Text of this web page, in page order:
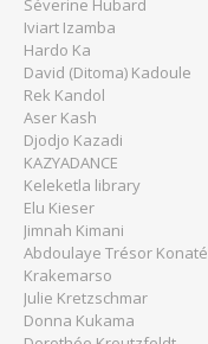
Séverine Hubard
Iviart Izamba
Hardo Ka
David (Ditoma) Kadoule
Rek Kandol
Aser Kash
Djodjo Kazadi
KAZYADANCE
Keleketla library
Elu Kieser
Jimnah Kimani
Abdoulaye Trésor Konaté
Krakemarso
Julie Kretzschmar
Donna Kukama